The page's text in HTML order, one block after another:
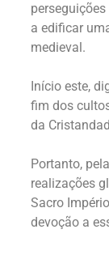
a edificar
medieval.
Início este,
fim dos
da
Portanto,
realizações
Sacro
devoção a